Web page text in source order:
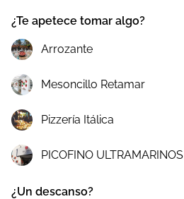
¿Te apetece tomar algo?
Arrozante
Mesoncillo Retamar
Pizzería Itálica
PICOFINO ULTRAMARINOS
¿Un descanso?